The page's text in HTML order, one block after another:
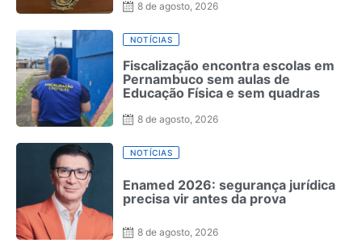
8 de agosto, 2026
NOTÍCIAS
Fiscalização encontra escolas em
Pernambuco sem aulas de
Educação Física e sem quadras
8 de agosto, 2026
NOTÍCIAS
Enamed 2026: segurança jurídica
precisa vir antes da prova
8 de agosto, 2026